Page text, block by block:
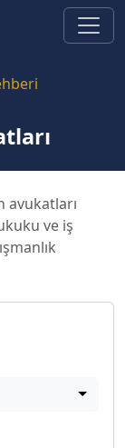
avukatları
ve iş